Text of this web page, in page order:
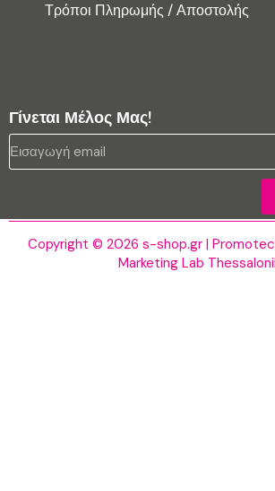
Τρόποι Πληρωμής / Αποστολής
Γίνεται Μέλος Μας!
Copyright © 2026 s-shop.gr |
Marketing Lab